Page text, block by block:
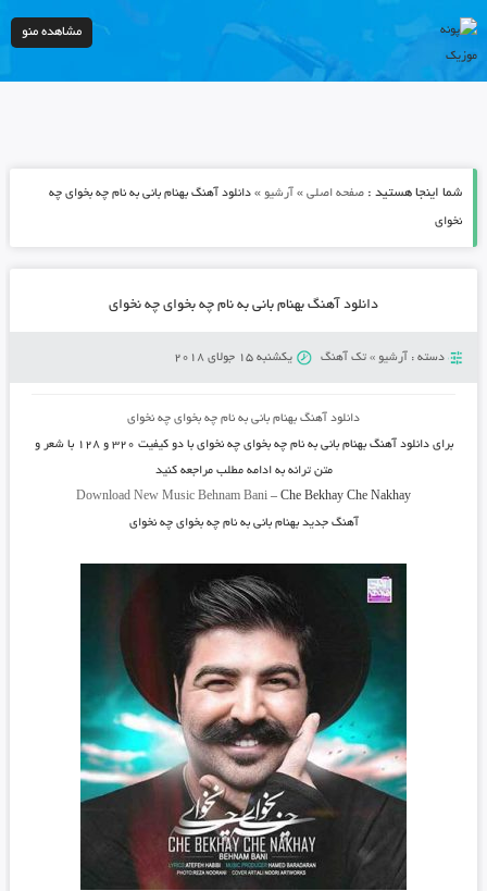
مشاهده منو
شما اینجا هستید : صفحه اصلی» آرشیو » دانلود آهنگ بهنام بانی به نام چه بخوای چه
نخوای
دانلود آهنگ بهنام بانی به نام چه بخوای چه نخوای
دسته : آرشیو » تک آهنگ یکشنبه 15 جولای 2018
دانلود آهنگ بهنام بانی به نام چه بخوای چه نخوای
برای دانلود آهنگبهنام بانی به نامچه بخوای چه نخوای
با دو کیفیت ۳۲۰ و ۱۲۸ با شعر و
متن ترانه به ادامه مطلب مراجعه کنید
Download New Music Behnam Bani –Che Bekhay Che Nakhay
آهنگ جدید بهنام بانی به نام چه بخوای چه نخوای